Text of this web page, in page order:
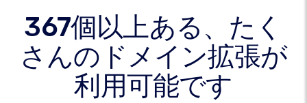
367個以上ある、たく
さんのドメイン拡張が
利用可能です